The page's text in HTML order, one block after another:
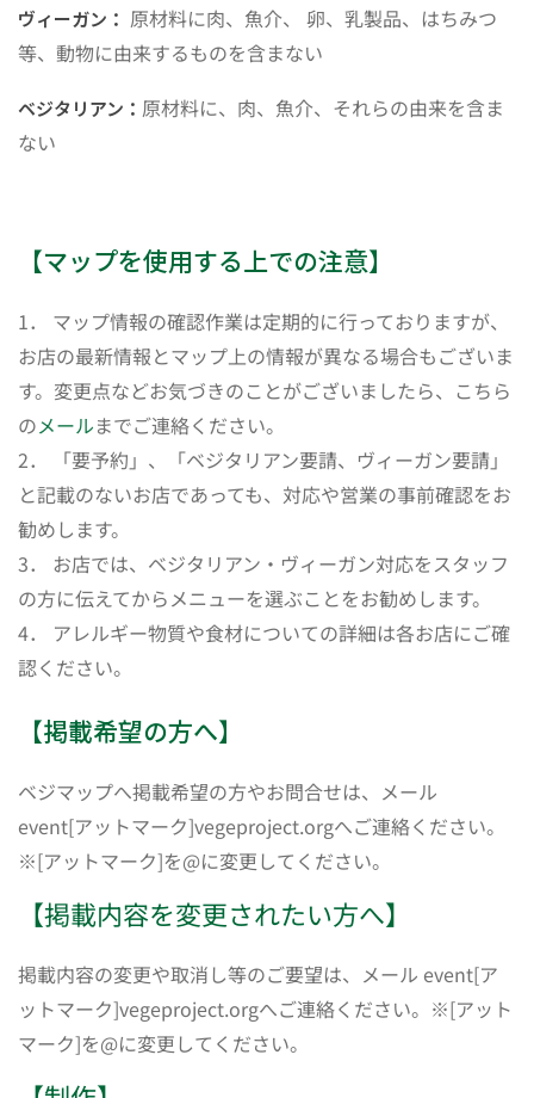
ヴィーガン： 原材料に肉、魚介、 卵、乳製品、はちみつ
等、動物に由来するものを含まない
ベジタリアン： 原材料に、肉、魚介、それらの由来を含ま
ない
【マップを使用する上での注意】
1． マップ情報の確認作業は定期的に行っておりますが、
お店の最新情報とマップ上の情報が異なる場合もございま
す。変更点などお気づきのことがございましたら、こちら
のメールまでご連絡ください。
2． 「要予約」、「ベジタリアン要請、ヴィーガン要請」
と記載のないお店であっても、対応や営業の事前確認をお
勧めします。
3． お店では、ベジタリアン・ヴィーガン対応をスタッフ
の方に伝えてからメニューを選ぶことをお勧めします。
4． アレルギー物質や食材についての詳細は各お店にご確
認ください。
【掲載希望の方へ】
ベジマップへ掲載希望の方やお問合せは、メール
event[アットマーク]vegeproject.orgへご連絡ください。
※[アットマーク]を@に変更してください。
【掲載内容を変更されたい方へ】
掲載内容の変更や取消し等のご要望は、メール event[ア
ットマーク]vegeproject.orgへご連絡ください。※[アット
マーク]を@に変更してください。